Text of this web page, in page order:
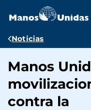
contenido
Ruta
navegación
Noticias
Manos
contra la